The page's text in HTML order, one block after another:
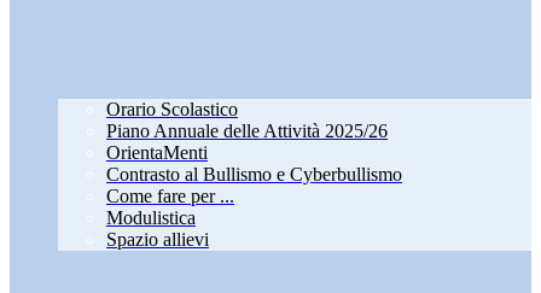
Orario Scolastico
Piano Annuale delle Attività 2025/26
OrientaMenti
Contrasto al Bullismo e Cyberbullismo
Come fare per ...
Modulistica
Spazio allievi